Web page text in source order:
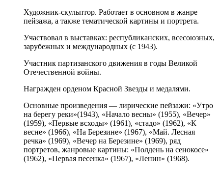
Художник-скульптор. Работает в основном в жанре
пейзажа, а также тематической картины и портрета.
Участвовал в выставках: республиканских, всесоюзных,
зарубежных и международных (с 1943).
Участник партизанского движения в годы Великой
Отечественной войны.
Награжден орденом Красной Звезды и медалями.
Основные произведения — лирические пейзажи: «Утро
на берегу реки»(1943), «Начало весны» (1955), «Вечер»
(1959), «Первые всходы» (1961), «стадо» (1962), «К
весне» (1966), «На Березине» (1967), «Май. Лесная
речка» (1969), «Вечер на Березине» (1969), ряд
портретов, жанровые картины: «Полдень на сенокосе»
(1962), «Первая песенка» (1967), «Ленин» (1968).